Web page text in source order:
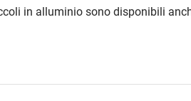
in alluminio sono disponibili